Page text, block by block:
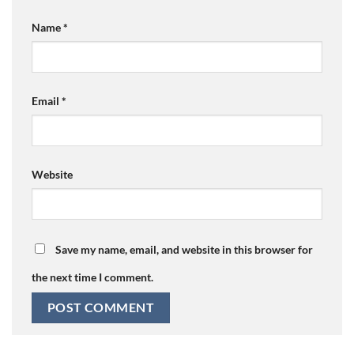
Name*
Email *
Website
Save my name, email, and website in this browser for
the next time I comment.